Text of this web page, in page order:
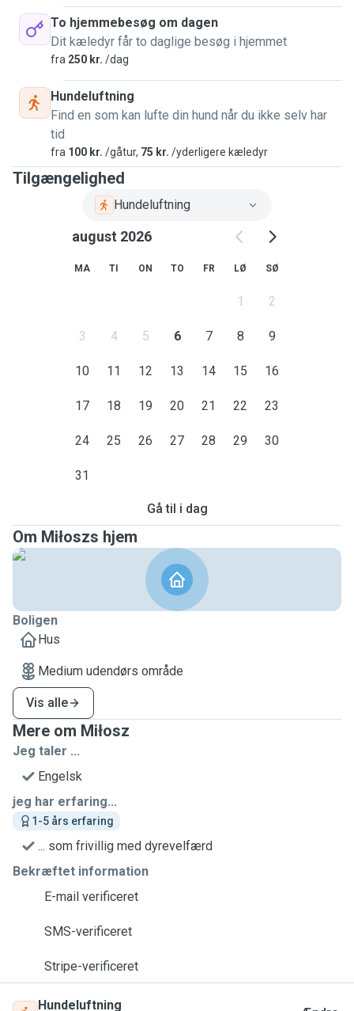
I accept only vaccinated dogs and I would like to also have
an insight on the dogs history/experiences in order to
adapt my approach.
To hjemmebesøg om dagen
Dit kæledyr får to daglige besøg i hjemmet
fra 250 kr. /dag
Hundeluftning
Find en som kan lufte din hund når du ikke selv har
tid
fra 100 kr. /gåtur, 75 kr. /yderligere kæledyr
Tilgængelighed
Hundeluftning
august 2026
MA TI ON TO FR LØ SØ
1 2
3 4 5 6 7 8 9
10 11 12 13 14 15 16
17 18 19 20 21 22 23
24 25 26 27 28 29 30
31
Gå til i dag
Om Miłoszs hjem
Boligen
Hus
Medium udendørs område
Vis alle
Mere om Miłosz
Jeg taler ...
Engelsk
jeg har erfaring...
1-5 års erfaring
... som frivillig med dyrevelfærd
Bekræftet information
E-mail verificeret
SMS-verificeret
Stripe-verificeret
Hundeluftning